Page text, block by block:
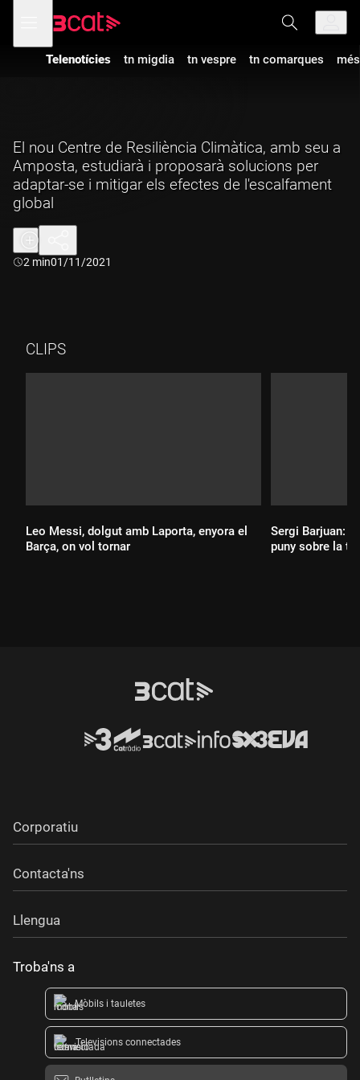
navegació
menú
de
Telenotícies tn migdia tn vespre tn comarques
El nou Centre de Resiliència Climàtica, amb seu a
Amposta, estudiarà i proposarà solucions per
adaptar-se i mitigar els efectes de l'escalfament
global
Durada:
2 min01/11/2021
CLIPS
Leo Messi, dolgut amb Laporta, enyora el
Barça, on vol tornar
Sergi Barjuan:
puny sobre la
Corporatiu
Contacta'ns
Llengua
Troba'ns a
Mòbils i tauletes
Televisions connectades